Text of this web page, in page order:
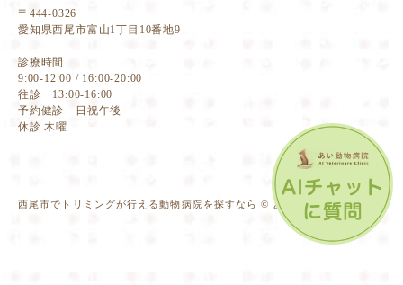
〒444-0326
愛知県西尾市富山1丁目10番地9
診療時間
9:00-12:00 / 16:00-20:00
往診 13:00-16:00
予約健診 日祝午後
休診 木曜
西尾市でトリミングが行える動物病院を探すなら © あい動物病院